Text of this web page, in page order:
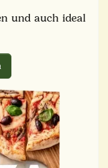
und auch ideal